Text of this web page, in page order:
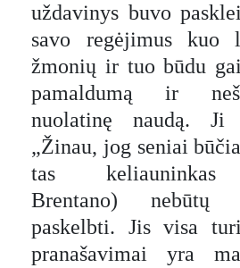
uždavinys buvo
savo regėjimus kuo
žmonių ir tuo būdu
pamaldumą ir
nuolatinę naudą. Ji
„Žinau, jog seniai
tas keliauninkas
Brentano) nebūtų
paskelbti. Jis visa
pranašavimai yra